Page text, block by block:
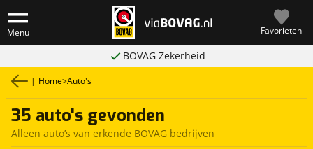
Menu Favorieten
BOVAG Zekerheid
| Home>Auto's
35 auto's gevonden
Alleen auto’s van erkende BOVAG bedrijven